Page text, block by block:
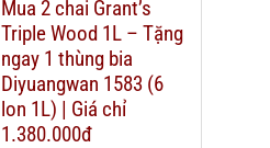
quà
biếu?
–
hướng
chi
nên
mua
Chivas
25
Mua 2 chai Grant’s
Triple Wood 1L – Tặng
ngay 1 thùng bia
Diyuangwan 1583 (6
lon 1L) | Giá chỉ
1.380.000đ